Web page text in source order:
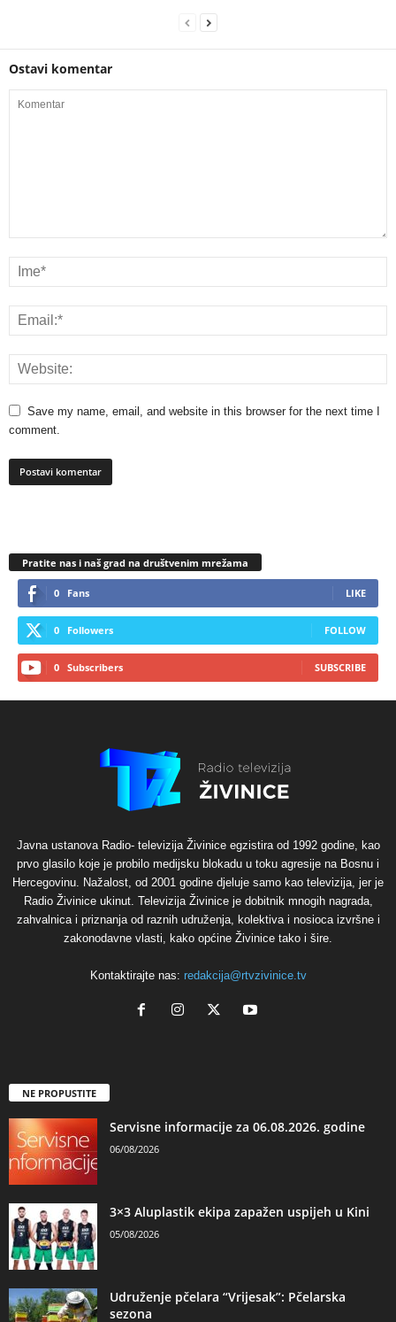
Ostavi komentar
Save my name, email, and website in this browser for the next time I
comment.
Pratite nas i naš grad na društvenim mrežama
0 Fans LIKE
0 Followers FOLLOW
0 Subscribers SUBSCRIBE
Javna ustanova Radio- televizija Živinice egzistira od 1992 godine, kao
prvo glasilo koje je probilo medijsku blokadu u toku agresije na Bosnu i
Hercegovinu. Nažalost, od 2001 godine djeluje samo kao televizija, jer je
Radio Živinice ukinut. Televizija Živinice je dobitnik mnogih nagrada,
zahvalnica i priznanja od raznih udruženja, kolektiva i nosioca izvršne i
zakonodavne vlasti, kako općine Živinice tako i šire.
Kontaktirajte nas: redakcija@rtvzivinice.tv
NE PROPUSTITE
Servisne informacije za 06.08.2026. godine
06/08/2026
3×3 Aluplastik ekipa zapažen uspijeh u Kini
05/08/2026
Udruženje pčelara “Vrijesak”: Pčelarska
sezona